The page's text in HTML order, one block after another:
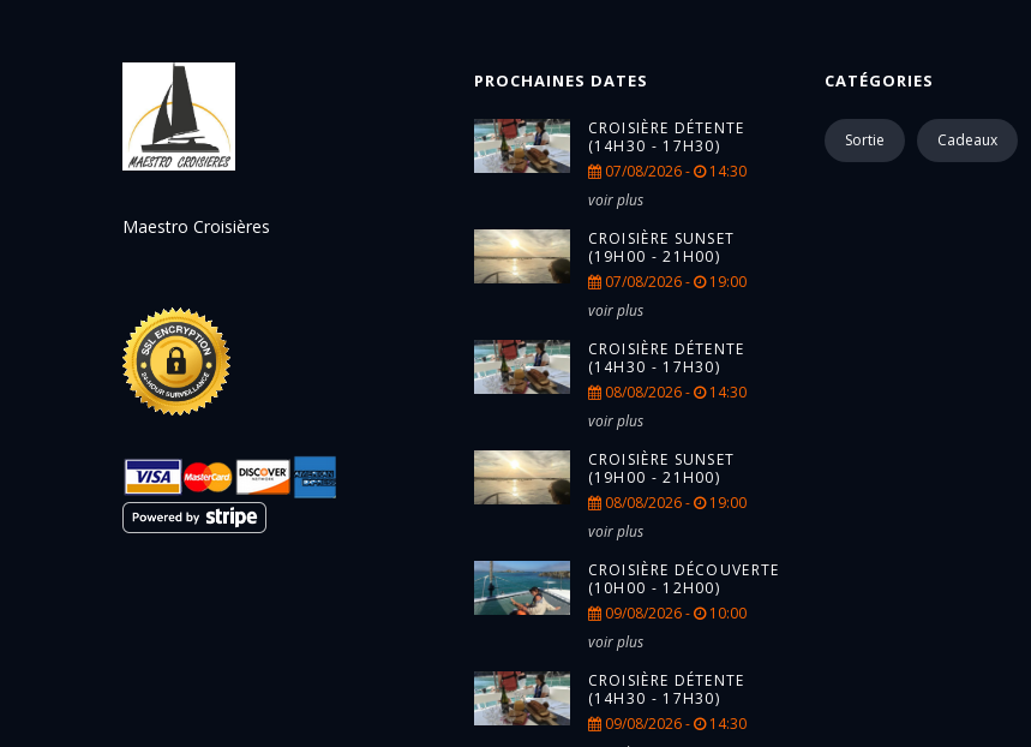
Maestro Croisières
PROCHAINES DATES
CROISIÈRE DÉTENTE
(14H30 - 17H30)
07/08/2026 -
14:30
voir plus
CROISIÈRE SUNSET
(19H00 - 21H00)
07/08/2026 -
19:00
voir plus
CROISIÈRE DÉTENTE
(14H30 - 17H30)
08/08/2026 -
14:30
voir plus
CROISIÈRE SUNSET
(19H00 - 21H00)
08/08/2026 -
19:00
voir plus
CROISIÈRE DÉCOUVERTE
(10H00 - 12H00)
09/08/2026 -
10:00
voir plus
CROISIÈRE DÉTENTE
(14H30 - 17H30)
09/08/2026 -
14:30
CATÉGORIES
Sortie Cadeaux